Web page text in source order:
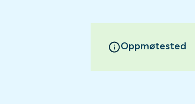
Oppmøtested